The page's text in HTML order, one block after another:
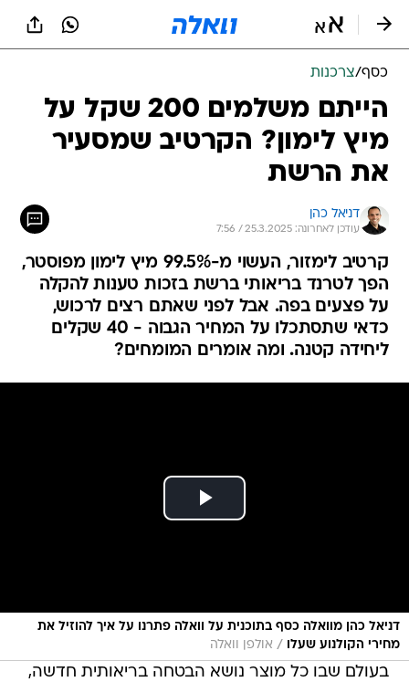
כסף/צרכנות
הייתם משלמים 200 שקל על
מיץ לימון? הקרטיב שמסעיר
את הרשת
דניאל כהן
עודכן לאחרונה: 25.3.2025 / 7:56
קרטיב לימזור, העשוי מ-99.5% מיץ לימון מפוסטר,
הפך לטרנד בריאותי ברשת בזכות טענות להקלה
על פצעים בפה. אבל לפני שאתם רצים לרכוש,
כדאי שתסתכלו על המחיר הגבוה - 40 שקלים
ליחידה קטנה. ומה אומרים המומחים?
דניאל כהן מוואלה כסף בתוכנית על וואלה פתרנו על איך להוזיל את
מחירי הקולנוע שעלו
/ אולפן וואלה
בעולם שבו כל מוצר נושא הבטחה בריאותית חדשה,